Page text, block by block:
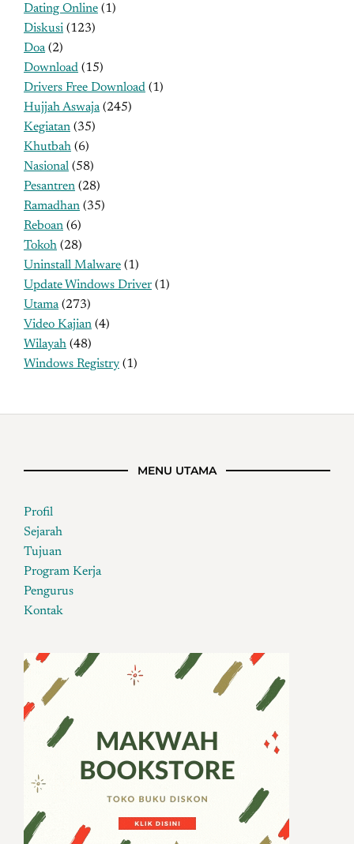
Dating Online (1)
Diskusi (123)
Doa(2)
Download (15)
Drivers Free Download (1)
Hujjah Aswaja(245)
Kegiatan (35)
Khutbah (6)
Nasional (58)
Pesantren (28)
Ramadhan (35)
Reboan (6)
Tokoh (28)
Uninstall Malware (1)
Update Windows Driver (1)
Utama(273)
Video Kajian (4)
Wilayah (48)
Windows Registry (1)
MENU UTAMA
Profil
Sejarah
Tujuan
Program Kerja
Pengurus
Kontak